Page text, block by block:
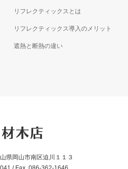
リフレクティックスとは
リフレクティックス導入のメリット
遮熱と断熱の違い
県岡山市南区迫川１１３